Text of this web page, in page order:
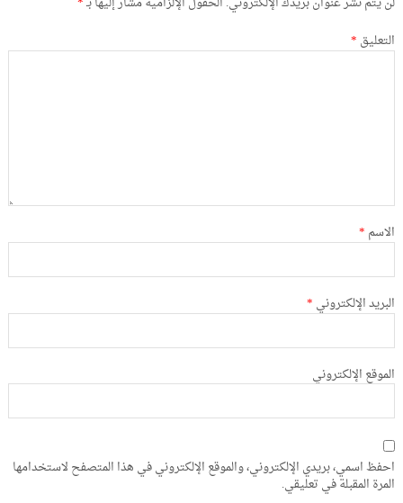
التعليق *
الاسم *
البريد الإلكتروني *
الموقع الإلكتروني
احفظ اسمي، بريدي الإلكتروني، والموقع الإلكتروني في هذا المتصفح لاستخدامها
المرة المقبلة في تعليقي.